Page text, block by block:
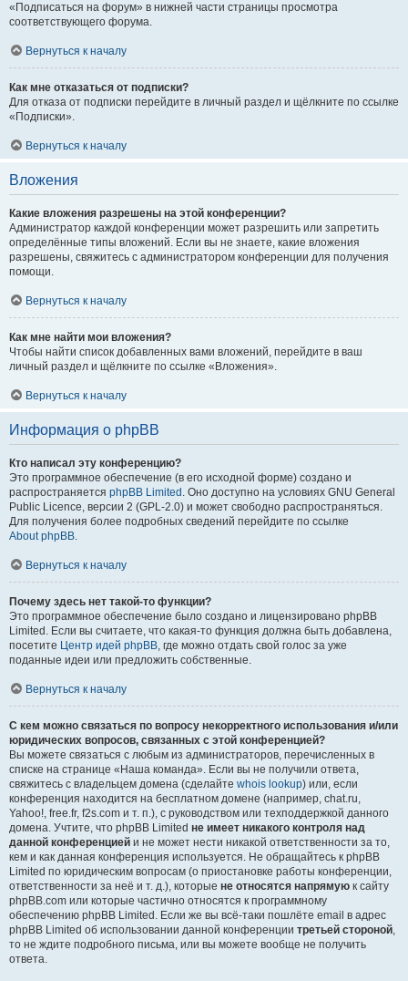
«Подписаться на форум» в нижней части страницы просмотра
соответствующего форума.
Вернуться к началу
Как мне отказаться от подписки?
Для отказа от подписки перейдите в личный раздел и щёлкните по ссылке
«Подписки».
Вернуться к началу
Вложения
Какие вложения разрешены на этой конференции?
Администратор каждой конференции может разрешить или запретить
определённые типы вложений. Если вы не знаете, какие вложения
разрешены, свяжитесь с администратором конференции для получения
помощи.
Вернуться к началу
Как мне найти мои вложения?
Чтобы найти список добавленных вами вложений, перейдите в ваш
личный раздел и щёлкните по ссылке «Вложения».
Вернуться к началу
Информация о phpBB
Кто написал эту конференцию?
Это программное обеспечение (в его исходной форме) создано и
распространяется phpBB Limited . Оно доступно на условиях GNU General
Public Licence, версии 2 (GPL-2.0) и может свободно распространяться.
Для получения более подробных сведений перейдите по ссылке
About phpBB.
Вернуться к началу
Почему здесь нет такой-то функции?
Это программное обеспечение было создано и лицензировано phpBB
Limited. Если вы считаете, что какая-то функция должна быть добавлена,
посетите Центр идей phpBB, где можно отдать свой голос за уже
поданные идеи или предложить собственные.
Вернуться к началу
С кем можно связаться по вопросу некорректного использования и/или
юридических вопросов, связанных с этой конференцией?
Вы можете связаться с любым из администраторов, перечисленных в
списке на странице «Наша команда». Если вы не получили ответа,
свяжитесь с владельцем домена (сделайте whois lookup) или, если
конференция находится на бесплатном домене (например, chat.ru,
Yahoo!, free.fr, f2s.com и т. п.), с руководством или техподдержкой данного
домена. Учтите, что phpBB Limited не имеет никакого контроля над
данной конференцией и не может нести никакой ответственности за то,
кем и как данная конференция используется. Не обращайтесь к phpBB
Limited по юридическим вопросам (о приостановке работы конференции,
ответственности за неё и т. д.), которые не относятся напрямую к сайту
phpBB.com или которые частично относятся к программному
обеспечению phpBB Limited. Если же вы всё-таки пошлёте email в адрес
phpBB Limited об использовании данной конференции третьей стороной,
то не ждите подробного письма, или вы можете вообще не получить
ответа.